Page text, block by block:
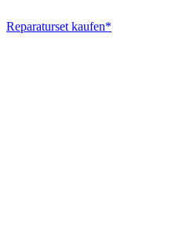
Reparaturset kaufen*